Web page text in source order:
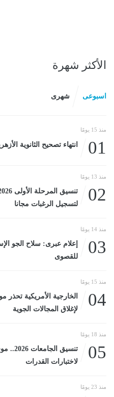
الأكثر شهرة
اسبوعى شهرى
منذ 15 يومًا
01 انتهاء تصحيح الثانوية
منذ 13 يومًا
02
لتسجيل الرغبات مجانا
منذ 14 يومًا
03
إعلام عبرى: سلاح الجو
للقصوى
منذ 15 يومًا
04
الخارجية الأمريكية تحذر
لإغلاق المجالات الجوية
منذ 18 يومًا
05
تنسيق
لاختبارات القدرات
منذ 23 يومًا